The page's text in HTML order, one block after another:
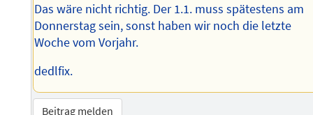
Das wäre nicht richtig. Der 1.1. muss spätestens am
Donnerstag sein, sonst haben wir noch die letzte
Woche vom Vorjahr.
dedlfix.
Beitrag melden